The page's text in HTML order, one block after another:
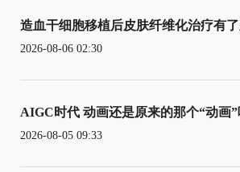
造血干细胞移植后皮肤纤维化治疗有
2026-08-06 02:30
AIGC时代 动画还是原来的那个“动画”
2026-08-05 09:33